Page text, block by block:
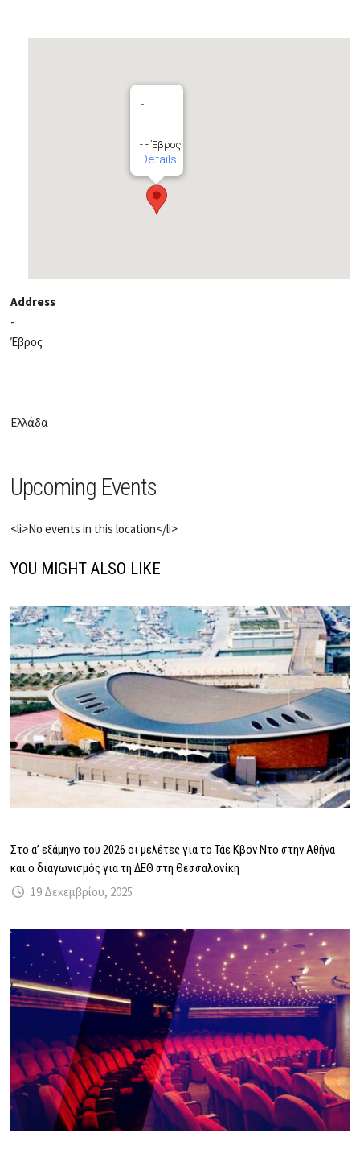
-
- - Έβρος
Details
Address
-
Έβρος
Ελλάδα
Upcoming Events
<li>No events in this location</li>
YOU MIGHT ALSO LIKE
Στο α’ εξάμηνο του 2026 οι μελέτες για το Τάε Κβον Ντο στην Αθήνα
και ο διαγωνισμός για τη ΔΕΘ στη Θεσσαλονίκη
19 Δεκεμβρίου, 2025